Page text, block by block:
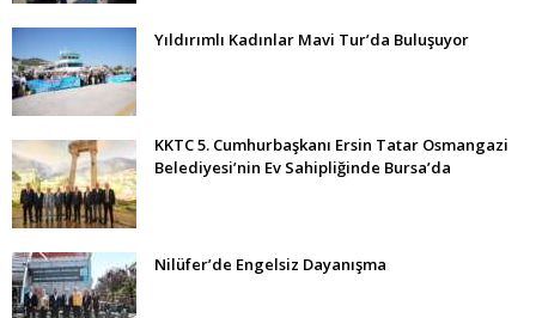
Yıldırımlı Kadınlar Mavi Tur’da Buluşuyor
KKTC 5. Cumhurbaşkanı Ersin Tatar Osmangazi
Belediyesi’nin Ev Sahipliğinde Bursa’da
Nilüfer’de Engelsiz Dayanışma